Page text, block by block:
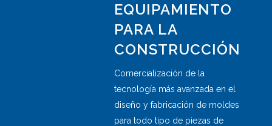
EQUIPAMIENTO
PARA LA
CONSTRUCCIÓN
Comercialización de la
tecnología más avanzada en el
diseño y fabricación de moldes
para todo tipo de piezas de